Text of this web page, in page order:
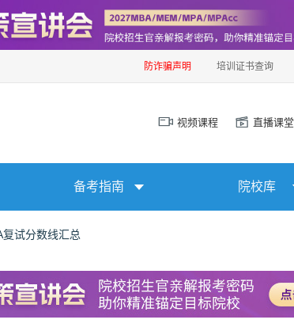
防诈骗声明 培训证书查询
视频课程 直播课堂
备考指南 院校库
试分数线汇总